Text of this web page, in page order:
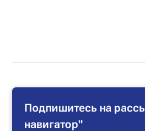
Подпишитесь на
навигатор"